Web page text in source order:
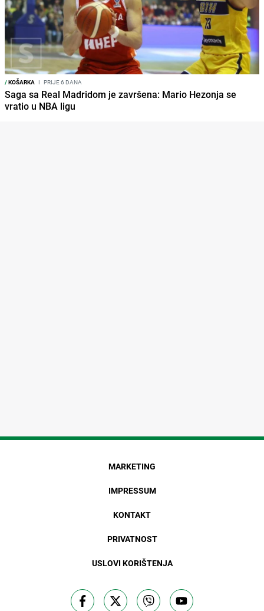
/KOŠARKA I PRIJE 6 DANA
Saga sa Real Madridom je završena: Mario Hezonja se
vratio u NBA ligu
MARKETING
IMPRESSUM
KONTAKT
PRIVATNOST
USLOVI KORIŠTENJA